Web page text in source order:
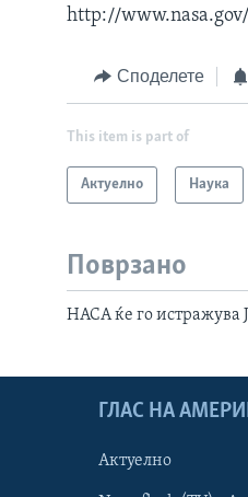
http://
Споделете
This item is part of
Актуелно Наука
Поврзано
НАСА ќе го истражува
ГЛАС НА
Актуелно